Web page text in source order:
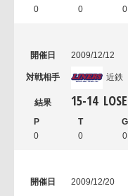
0 0 0
2009/12/12
近鉄
15-14 LOSE
0 0 0
2009/12/20